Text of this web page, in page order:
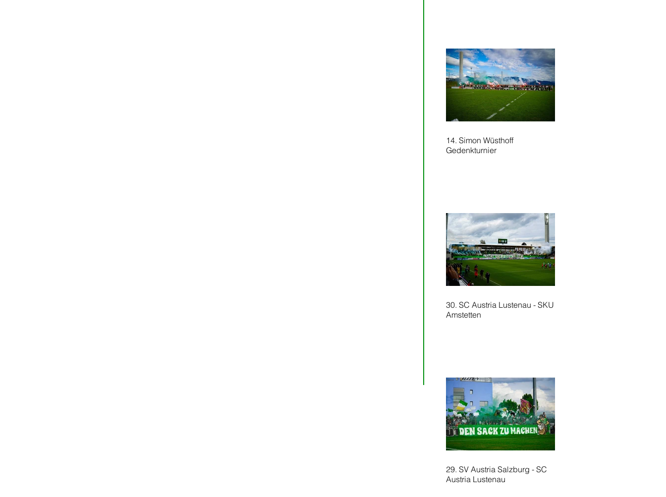
14. Simon Wüsthoff
Gedenkturnier
30. SC Austria Lustenau - SKU
Amstetten
29. SV Austria Salzburg - SC
Austria Lustenau